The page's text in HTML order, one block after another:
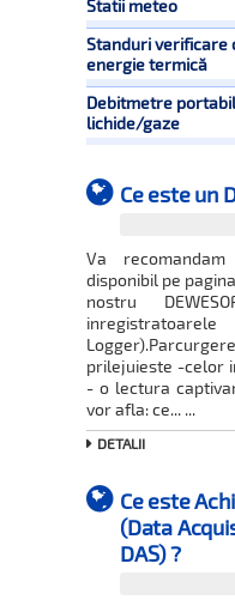
Statii meteo
Standuri verificare
energie termică
Debitmetre
lichide/gaze
Ce este un
Va
disponibil pe
nostru
prilejuieste -celor
- o lectura
vor afla: ce... ...
DETALII
Ce este
(Data
DAS) ?